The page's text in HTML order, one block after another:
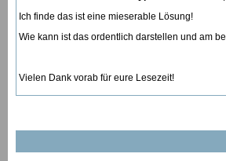
Ich finde das ist eine mieserable Lösung!
Wie kann ist das ordentlich darstellen und am
Vielen Dank vorab für eure Lesezeit!